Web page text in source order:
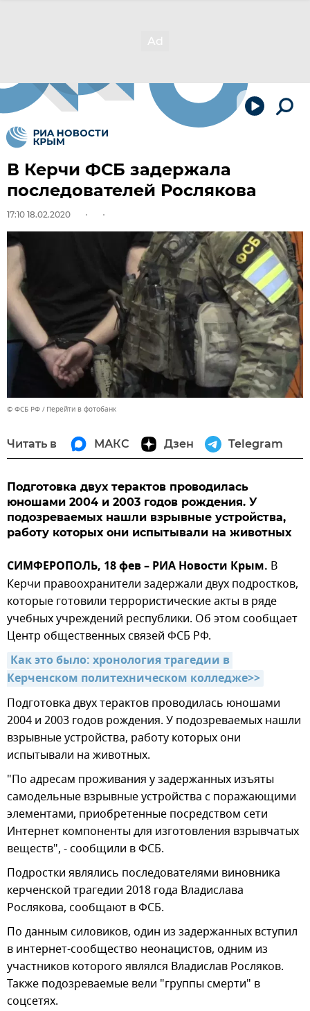
В Керчи ФСБ задержала
последователей Рослякова
17:10 18.02.2020
© ФСБ РФ Перейти в фотобанк
Читать в МАКС Дзен Telegram
Подготовка двух терактов проводилась
юношами 2004 и 2003 годов рождения. У
подозреваемых нашли взрывные устройства,
работу которых они испытывали на животных
СИМФЕРОПОЛЬ, 18 фев – РИА Новости Крым. В
Керчи правоохранители задержали двух подростков,
которые готовили террористические акты в ряде
учебных учреждений республики. Об этом сообщает
Центр общественных связей ФСБ РФ.
Как это было: хронология трагедии в
Керченском политехническом колледже>>
Подготовка двух терактов проводилась юношами
2004 и 2003 годов рождения. У подозреваемых нашли
взрывные устройства, работу которых они
испытывали на животных.
"По адресам проживания у задержанных изъяты
самодельные взрывные устройства с поражающими
элементами, приобретенные посредством сети
Интернет компоненты для изготовления взрывчатых
веществ", - сообщили в ФСБ.
Подростки являлись последователями виновника
керченской трагедии 2018 года Владислава
Рослякова, сообщают в ФСБ.
По данным силовиков, один из задержанных вступил
в интернет-сообщество неонацистов, одним из
участников которого являлся Владислав Росляков.
Также подозреваемые вели "группы смерти" в
соцсетях.